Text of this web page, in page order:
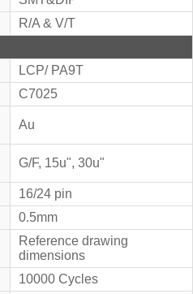
R/A & V/T
LCP/ PA9T
C7025
Au
G/F, 15u", 30u"
16/24 pin
0.5mm
Reference drawing
dimensions
10000 Cycles